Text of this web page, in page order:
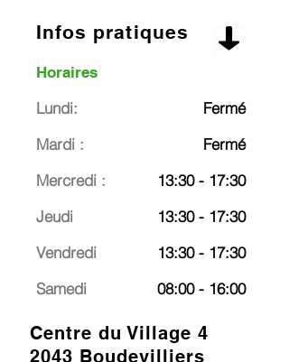
Infos pratiques
Horaires
Lundi:
Mardi :
Mercredi :
Jeudi
Vendredi
Samedi
Fermé
Fermé
13:30 - 17:30
13:30 - 17:30
13:30 - 17:30
08:00 - 16:00
Centre du Village 4
2043 Boudevilliers